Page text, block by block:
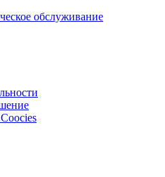
обслуживание